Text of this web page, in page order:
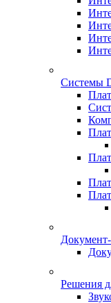
Системы
Решения